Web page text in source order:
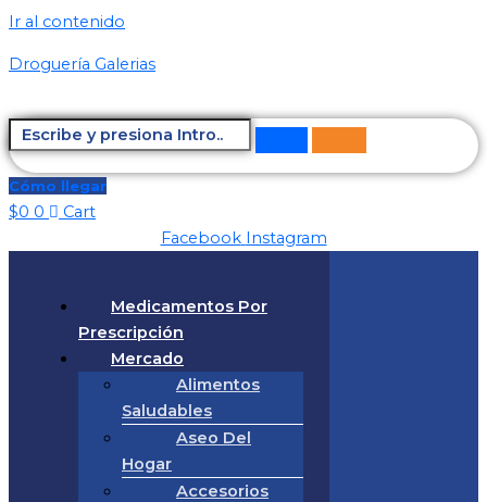
Ir al contenido
Droguería Galerias
Cómo llegar
$0 0
Cart
Facebook Instagram
Medicamentos Por
Prescripción
Mercado
Alimentos
Saludables
Aseo Del
Hogar
Accesorios